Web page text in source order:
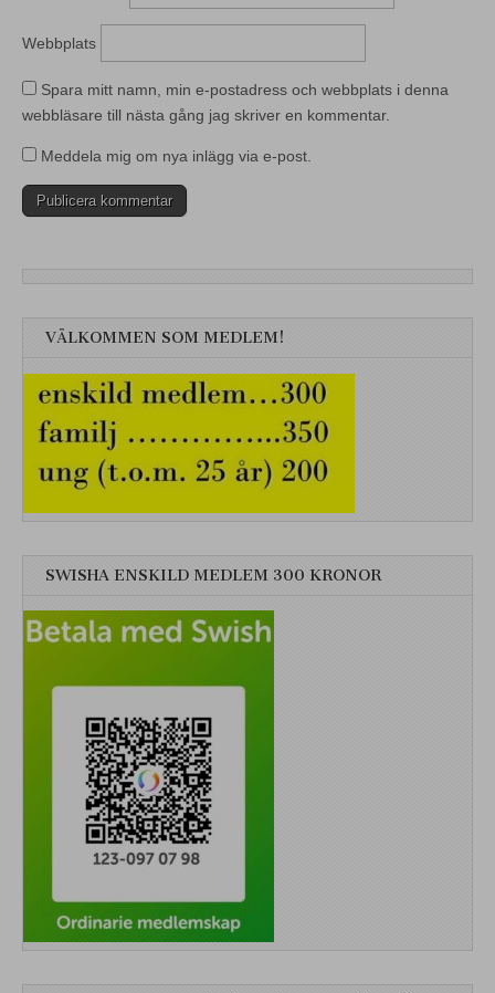
Webbplats
Spara mitt namn, min e-postadress och webbplats i denna
webbläsare till nästa gång jag skriver en kommentar.
Meddela mig om nya inlägg via e-post.
VÄLKOMMEN SOM MEDLEM!
SWISHA ENSKILD MEDLEM 300 KRONOR